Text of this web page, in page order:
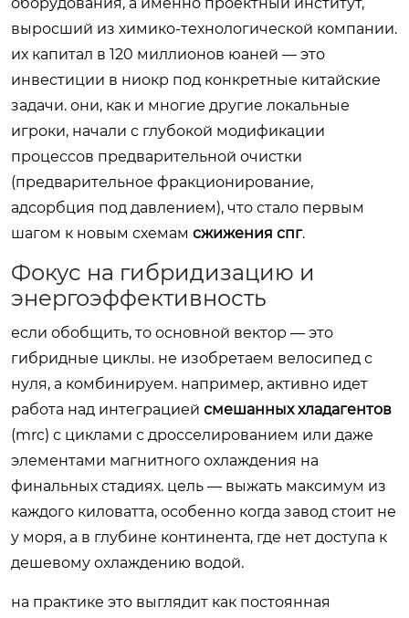
выросший из химико-технологической компании.
их капитал в 120 миллионов юаней — это
инвестиции в ниокр под конкретные китайские
задачи. они, как и многие другие локальные
игроки, начали с глубокой модификации
процессов предварительной очистки
(предварительное фракционирование,
адсорбция под давлением), что стало первым
шагом к новым схемам сжижения спг.
Фокус на гибридизацию и
энергоэффективность
если обобщить, то основной вектор — это
гибридные циклы. не изобретаем велосипед с
нуля, а комбинируем. например, активно идет
работа над интеграцией смешанных хладагентов
(mrc) с циклами с дросселированием или даже
элементами магнитного охлаждения на
финальных стадиях. цель — выжать максимум из
каждого киловатта, особенно когда завод стоит не
у моря, а в глубине континента, где нет доступа к
дешевому охлаждению водой.
на практике это выглядит как постоянная